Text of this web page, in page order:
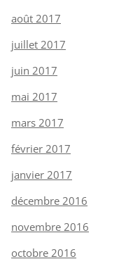
août 2017
juillet 2017
juin 2017
mai 2017
mars 2017
février 2017
janvier 2017
décembre 2016
novembre 2016
octobre 2016